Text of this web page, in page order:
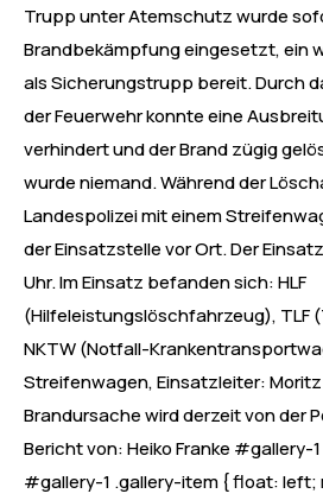
Trupp unter Atemschutz wurde
Brandbekämpfung eingesetzt, ein
als Sicherungstrupp bereit. Durch
der Feuerwehr konnte eine
verhindert und der Brand zügig
wurde niemand. Während der
Landespolizei mit einem
der Einsatzstelle vor Ort. Der
Uhr. Im Einsatz befanden sich: HLF
(Hilfeleistungslöschfahrzeug), TLF
NKTW (Notfall-
Streifenwagen, Einsatzleiter:
Brandursache wird derzeit von der
Bericht von: Heiko Franke #gallery-
#gallery-1 .gallery-item { float: left;